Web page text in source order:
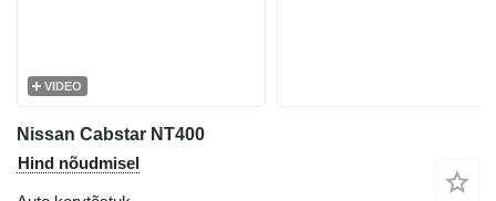
VIDEO
Nissan Cabstar NT400
Hind nõudmisel